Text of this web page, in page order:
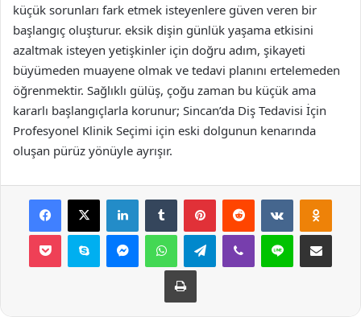
küçük sorunları fark etmek isteyenlere güven veren bir
başlangıç oluşturur. eksik dişin günlük yaşama etkisini
azaltmak isteyen yetişkinler için doğru adım, şikayeti
büyümeden muayene olmak ve tedavi planını ertelemeden
öğrenmektir. Sağlıklı gülüş, çoğu zaman bu küçük ama
kararlı başlangıçlarla korunur; Sincan’da Diş Tedavisi İçin
Profesyonel Klinik Seçimi için eski dolgunun kenarında
oluşan pürüz yönüyle ayrışır.
Facebook
X LinkedInTumblr PinterestReddit VKontakte
Pocket Skype MessengerWhatsAppTelegramViber Line E-Posta ile
Yazdır